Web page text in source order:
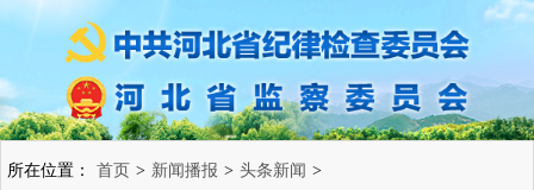
所在位置： 首页 > 新闻播报 > 头条新闻 >